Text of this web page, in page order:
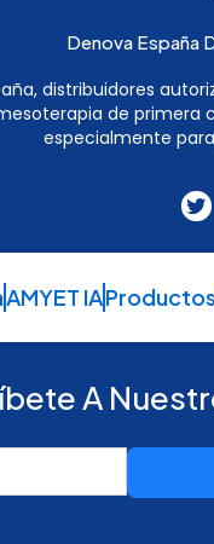
Denova España
distribuidores
de primera
especialmente
T
w
t
e
r
AMYET IAProductos
A